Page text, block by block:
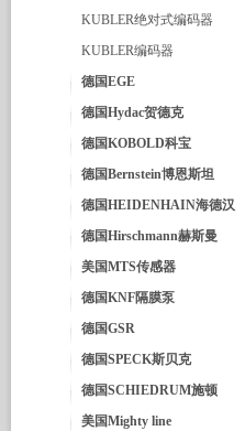
KUBLER绝对式编码器
KUBLER编码器
德国EGE
德国Hydac贺德克
德国KOBOLD科宝
德国Bernstein博恩斯坦
德国HEIDENHAIN海德汉
德国Hirschmann赫斯曼
美国MTS传感器
德国KNF隔膜泵
德国GSR
德国SPECK斯贝克
德国SCHIEDRUM施顿
美国Mighty line